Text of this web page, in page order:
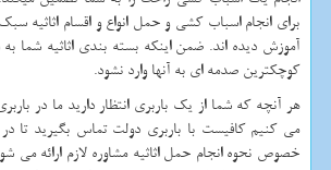
برای انجام اسباب کشی و حمل انواع و اقسام اثاثیه
آموزش دیده اند. ضمن اینکه بسته بندی اثاثیه شما
کوچکترین صدمه ای به آنها وارد نشود.
هر آنچه که شما از یک باربری انتظار دارید ما در
می کنیم کافیست با باربری دولت تماس بگیرید تا
خصوص نحوه انجام حمل اثاثیه مشاوره لازم ارائه می